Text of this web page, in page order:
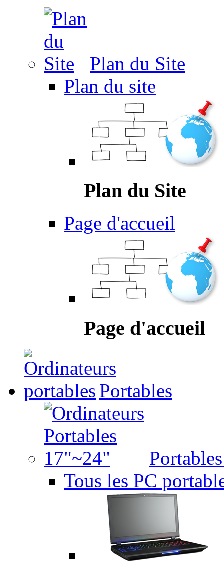
Plan du Site
Plan du site
Plan du Site
Page d'accueil
Page d'accueil
Portables
Tous les PC